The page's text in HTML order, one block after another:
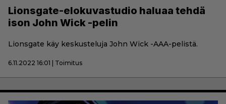
Lionsgate-elokuvastudio haluaa tehdä
ison John Wick -pelin
Lionsgate käy keskusteluja John Wick -AAA-pelistä.
6.11.2022 16:01 | Toimitus